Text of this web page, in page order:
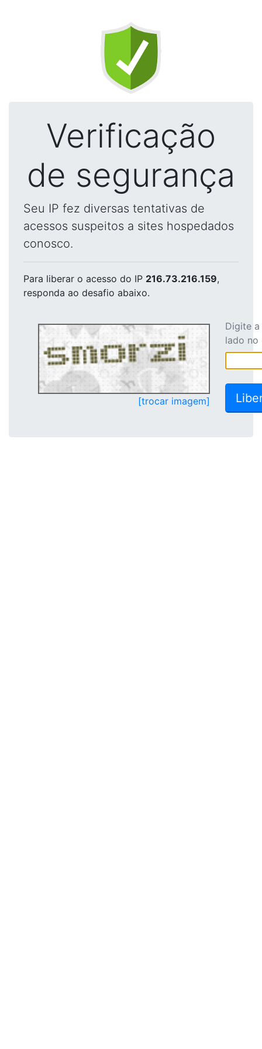
Verificação
de segurança
Seu IP fez diversas tentativas de
acessos suspeitos a sites hospedados
conosco.
Para liberar o acesso do IP 216.73.216.159,
responda ao desafio abaixo.
[trocar imagem]
Digite
lado no